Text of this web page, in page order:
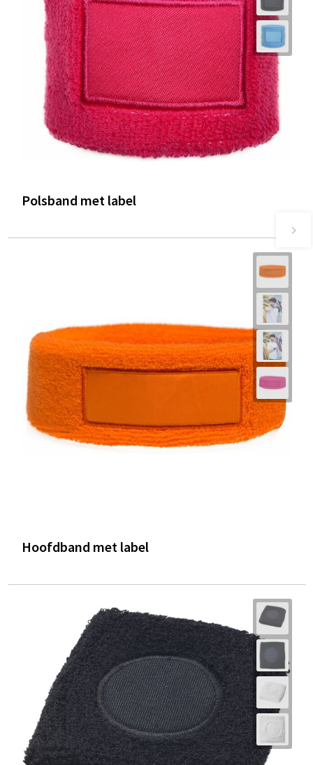
Polsband met label
Hoofdband met label